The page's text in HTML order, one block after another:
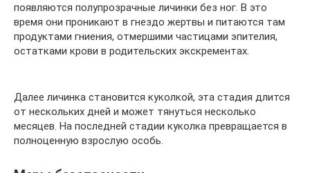
появляются полупрозрачные личинки без ног. В это
время они проникают в гнездо жертвы и питаются там
продуктами гниения, отмершими частицами эпителия,
остатками крови в родительских экскрементах.
Далее личинка становится куколкой, эта стадия длится
от нескольких дней и может тянуться несколько
месяцев. На последней стадии куколка превращается в
полноценную взрослую особь.